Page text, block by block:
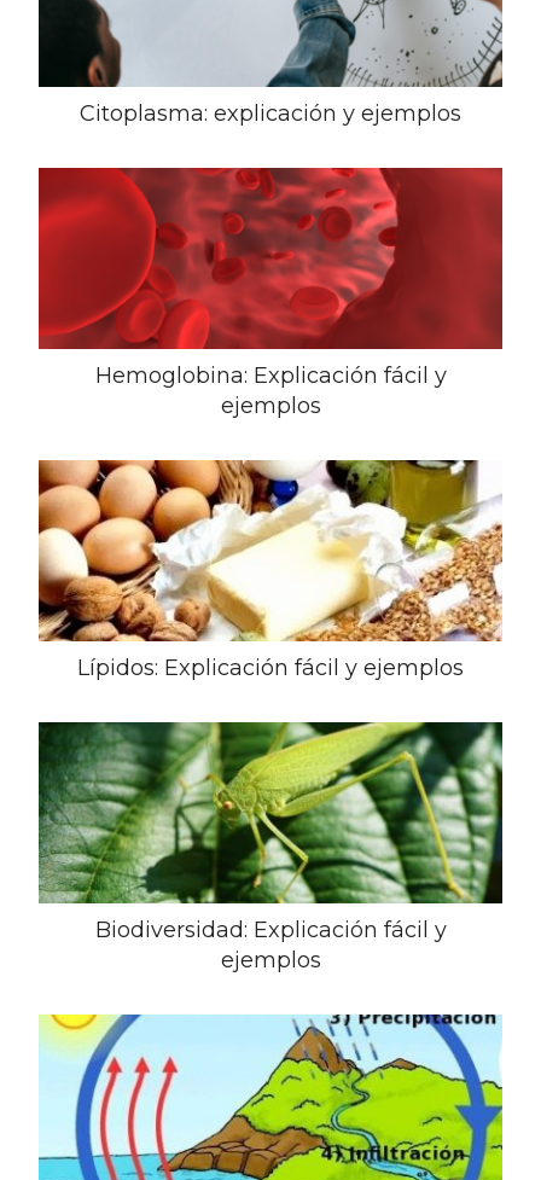
Citoplasma: explicación y ejemplos
Hemoglobina: Explicación fácil y
ejemplos
Lípidos: Explicación fácil y ejemplos
Biodiversidad: Explicación fácil y
ejemplos